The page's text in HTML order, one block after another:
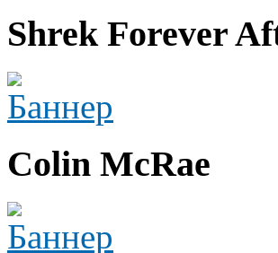
Shrek Forever
Colin McRae